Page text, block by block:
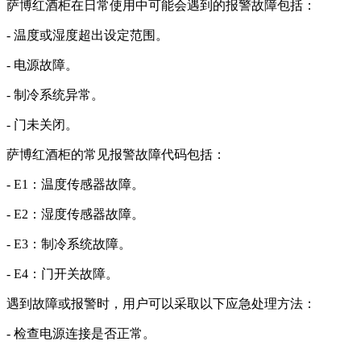
萨博红酒柜在日常使用中可能会遇到的报警故障包括：
- 温度或湿度超出设定范围。
- 电源故障。
- 制冷系统异常。
- 门未关闭。
萨博红酒柜的常见报警故障代码包括：
- E1：温度传感器故障。
- E2：湿度传感器故障。
- E3：制冷系统故障。
- E4：门开关故障。
遇到故障或报警时，用户可以采取以下应急处理方法：
- 检查电源连接是否正常。